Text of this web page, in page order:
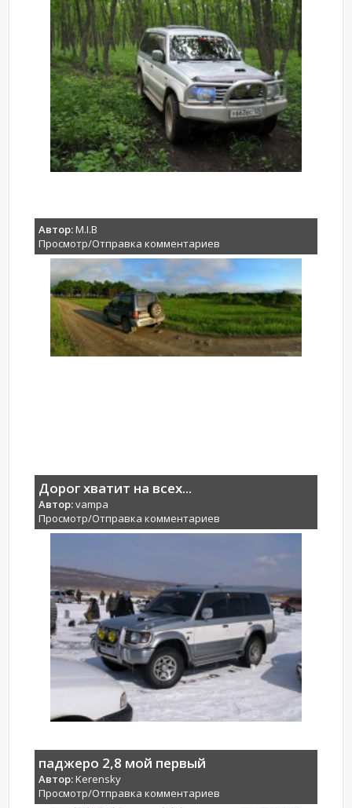
Автор:M.I.B
Просмотр/Отправка комментариев
Дорог хватит на всех...
Автор:vampa
Просмотр/Отправка комментариев
паджеро 2,8 мой первый
Автор:Kerensky
Просмотр/Отправка комментариев